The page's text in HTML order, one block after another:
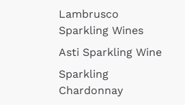
Lambrusco
Sparkling Wines
Asti Sparkling Wine
Sparkling
Chardonnay